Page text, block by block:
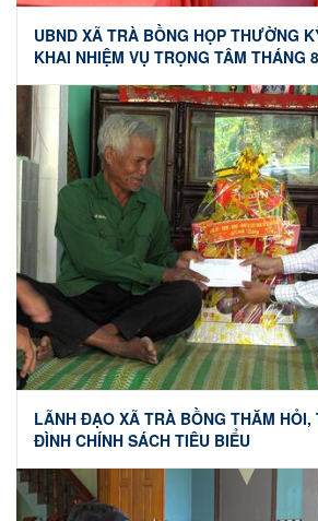
UBND XÃ TRÀ BỒNG HỌP THƯỜNG
KHAI NHIỆM VỤ TRỌNG TÂM THÁNG
LÃNH ĐẠO XÃ TRÀ BỒNG THĂM HỎI,
ĐÌNH CHÍNH SÁCH TIÊU BIỂU